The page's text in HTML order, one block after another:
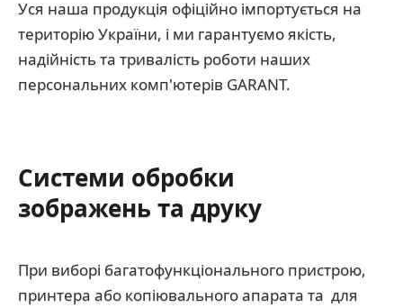
Уся наша продукція офіційно імпортується на
територію України, і ми гарантуємо якість,
надійність та тривалість роботи наших
персональних комп'ютерів GARANT.
Системи обробки
зображень та друку
При виборі багатофункціонального пристрою,
принтера або копіювального апарата та для